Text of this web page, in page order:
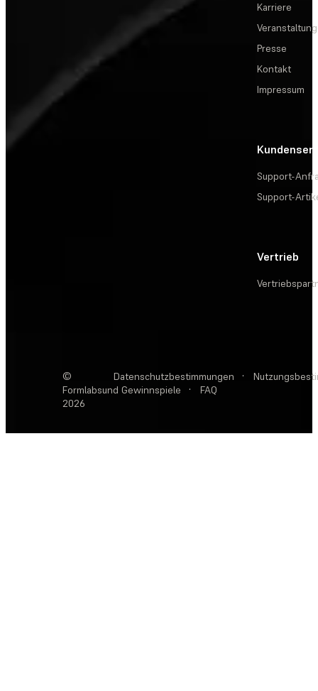
Karriere
Presse
Kontakt
Impressum
Support-
Support-
Vertrieb
©
Formlabs
2026
Datenschutzbestimmungen ·
und Gewinnspiele
· FAQ